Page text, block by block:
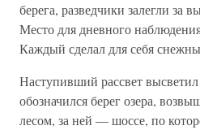
берега, разведчики залегли за
Место для дневного
Каждый сделал для себя
Наступивший рассвет высветил
обозначился берег озера,
лесом, за ней — шоссе, по